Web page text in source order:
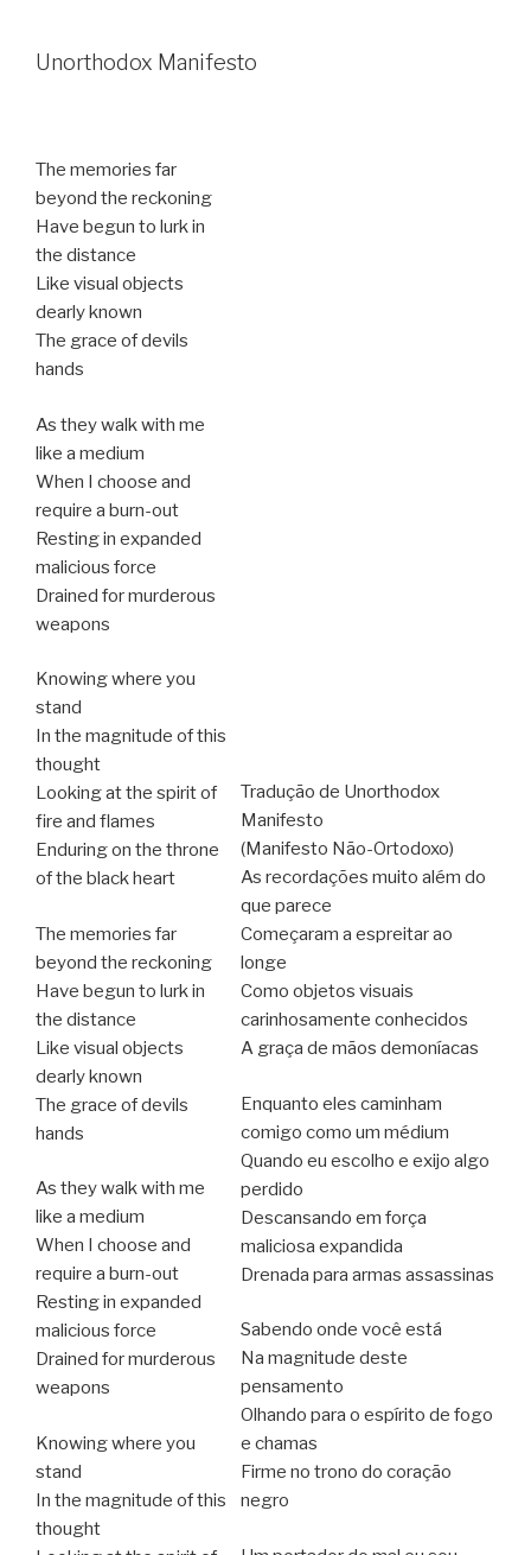
Unorthodox Manifesto
The memories far
beyond the reckoning
Have begun to lurk in
the distance
Like visual objects
dearly known
The grace of devils
hands
As they walk with me
like a medium
When I choose and
require a burn-out
Resting in expanded
malicious force
Drained for murderous
weapons
Knowing where you
stand
In the magnitude of this
thought
Looking at the spirit of
fire and flames
Enduring on the throne
of the black heart
The memories far
beyond the reckoning
Have begun to lurk in
the distance
Like visual objects
dearly known
The grace of devils
hands
As they walk with me
like a medium
When I choose and
require a burn-out
Resting in expanded
malicious force
Drained for murderous
weapons
Knowing where you
stand
In the magnitude of this
thought
Tradução de Unorthodox
Manifesto
(Manifesto Não-Ortodoxo)
As recordações muito além do
que parece
Começaram a espreitar ao
longe
Como objetos visuais
carinhosamente conhecidos
A graça de mãos demoníacas
Enquanto eles caminham
comigo como um médium
Quando eu escolho e exijo algo
perdido
Descansando em força
maliciosa expandida
Drenada para armas assassinas
Sabendo onde você está
Na magnitude deste
pensamento
Olhando para o espírito de fogo
e chamas
Firme no trono do coração
negro